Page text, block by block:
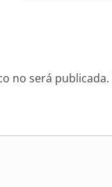
no será publicada.